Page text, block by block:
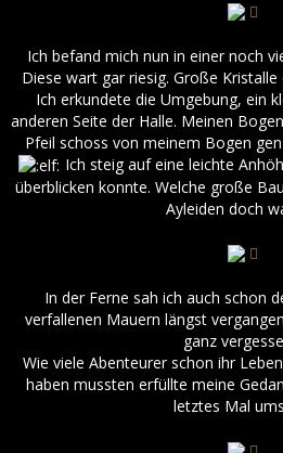
Ich befand mich nun in einer noch
Diese wart gar riesig. Große
Ich erkundete die Umgebung, ein
anderen Seite der Halle. Meinen
Pfeil schoss von meinem Bogen
Ich steig auf eine leichte
überblicken konnte. Welche große
Ayleiden doch
In der Ferne sah ich auch schon
verfallenen Mauern längst
ganz
Wie viele Abenteurer schon ihr
haben mussten erfüllte meine
letztes Mal